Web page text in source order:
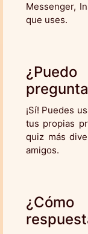
Messenger,
que uses.
¡Sí! Puedes
tus propias
quiz más
amigos.